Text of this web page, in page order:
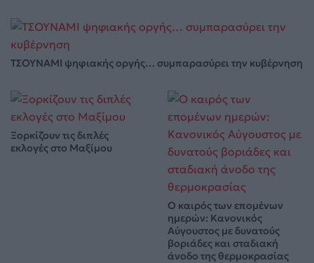
ΤΣΟΥΝΑΜΙ ψηφιακής οργής… συμπαρασύρει την κυβέρνηση
Ξορκίζουν τις διπλές
εκλογές στο Μαξίμου
Ο καιρός των επομένων
ημερών: Κανονικός
Αύγουστος με δυνατούς
βοριάδες και σταδιακή
άνοδο της θερμοκρασίας